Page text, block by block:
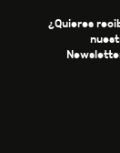
¿Quieres